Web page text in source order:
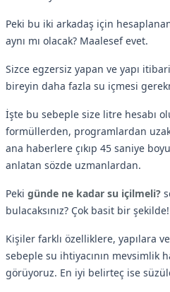
Peki bu iki arkadaş için
aynı mı olacak? Maalesef evet.
Sizce egzersiz yapan ve yapı
bireyin daha fazla su içmesi
İşte bu sebeple size litre hesabı
formüllerden, programlardan uzak
ana haberlere çıkıp 45 saniye
anlatan sözde uzmanlardan.
Peki günde ne kadar su içilmeli?
bulacaksınız? Çok basit bir
Kişiler farklı özelliklere, yapılara
sebeple su ihtiyacının mevsimlik
görüyoruz. En iyi belirteç ise